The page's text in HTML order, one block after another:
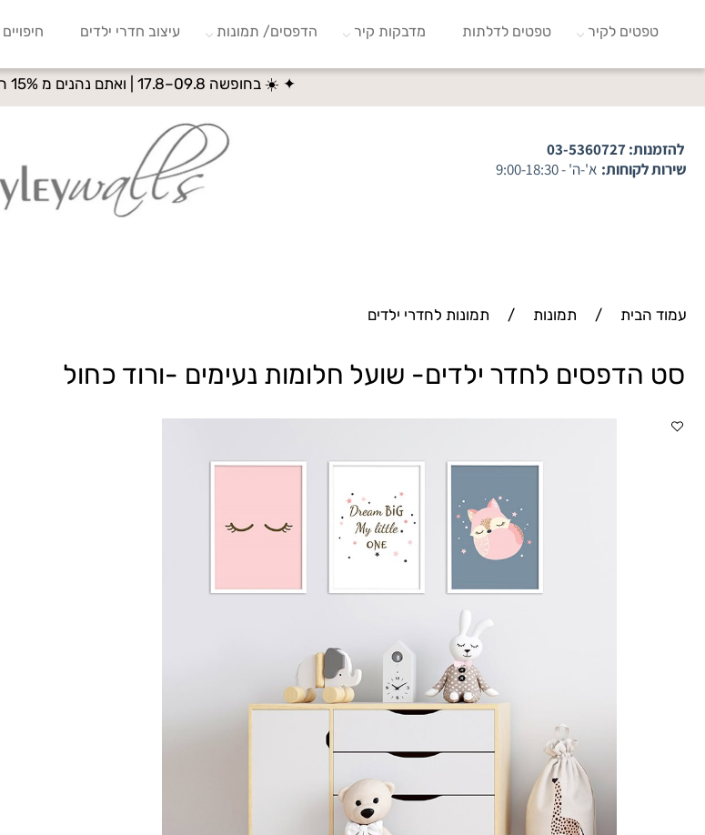
✦ ☀️ בחופשה 09.8–17.8 | ואתם נהנים מ 15% הנחה באתר! 🎁 ✦
להזמנות:03-5360727
שירות לקוחות: א'-ה' - 9:00-18:30
טפטים לקיר טפטים לדלתות מדבקות קיר הדפסים/ תמונות עיצוב חדרי ילדים חיפויים
עמוד הבית / תמונות / תמונות לחדרי ילדים
סט הדפסים לחדר ילדים- שועל חלומות נעימים -ורוד כחול